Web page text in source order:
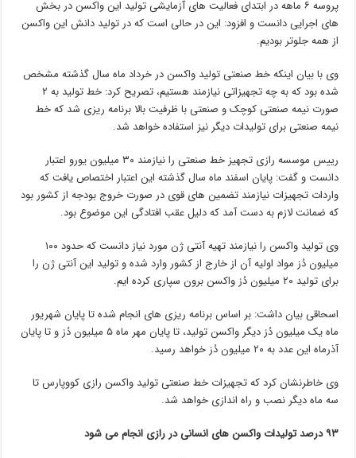
پروسه ۶ ماهه در ابتدای فعالیت های آزمایشی تولید این واکسن در بخش
های اجرایی دانست و افزود: این در حالی است که در تولید دانش این واکسن
از همه جلوتر بودیم.
وی با بیان اینکه خط صنعتی تولید واکسن در خرداد ماه سال گذشته مشخص
شده بود که به چه تجهیزاتی نیازمند هستیم، تصریح کرد: خط تولید به ۲
صورت نیمه صنعتی کوچک و صنعتی با ظرفیت بالا برنامه ریزی شد که خط
نیمه صنعتی برای تولیدات دیگر نیز استفاده خواهد شد.
رییس موسسه رازی تجهیز خط صنعتی را نیازمند ۳۰ میلیون یورو اعتبار
دانست و گفت: پایان اسفند ماه سال گذشته این اعتبار اختصاص یافت که
واردات تجهیزات نیازمند تضمین های قوی در صورت خروج بودجه از کشور بود
که ضمانت لازم به دست آمد که دلیل عقب افتادگی این موضوع بود.
وی تولید واکسن را نیازمند تهیه آنتی ژن مورد نیاز دانست که حدود ۱۰۰
میلیون دُز مواد اولیه آن از خارج از کشور وارد شده و تولید این آنتی ژن را
برای تولید ۲۰ میلیون دُز واکسن برون سپاری کرده ایم.
اسحاقی بیان داشت: بر اساس برنامه ریزی های انجام شده تا پایان شهریور
ماه یک میلیون دُز دیگر واکسن تولید، تا پایان مهر ماه ۵ میلیون دُز و تا پایان
آذرماه این عدد به ۲۰ میلیون دُز خواهد رسید.
وی خاطرنشان کرد که تجهیزات خط صنعتی تولید واکسن رازی کووپارس تا
سه ماه دیگر نصب و راه اندازی خواهد شد.
۹۳ درصد تولیدات واکسن های انسانی در رازی انجام می شود